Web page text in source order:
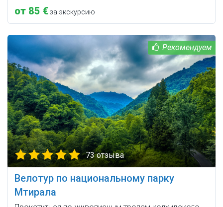
от 85 €за экскурсию
73 отзыва
Велотур по национальному парку
Мтирала